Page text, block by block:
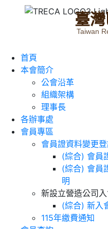
臺灣
Taiwan
首頁
本會簡介
公會沿革
組織架構
理事長
各辦事處
會員專區
會員證資料變更
(綜合) 會員
(綜合) 會員
明
新設立營造公司
(綜合) 新入
115年繳費通知